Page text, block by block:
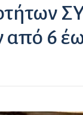
από 6